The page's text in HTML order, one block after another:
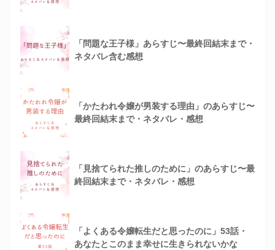
「問題な王子様」あらすじ〜最終回結末まで・
ネタバレ含む感想
「かたわれ令嬢が男装する理由」のあらすじ〜
最終回結末まで・ネタバレ・感想
「見捨てられた推しのために」のあらすじ〜最
終回結末まで・ネタバレ・感想
「よくある令嬢転生だと思ったのに」53話・
あなたとこのまま幸せに生きられないかな